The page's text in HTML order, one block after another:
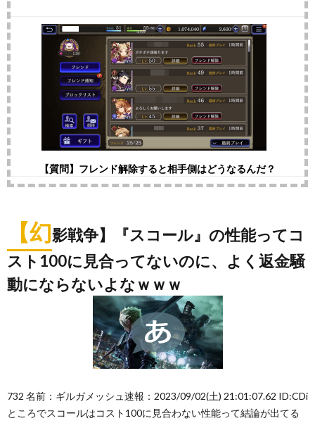
【質問】フレンド解除すると相手側はどうなるんだ？
【幻影戦争】『スコール』の性能ってコ
スト100に見合ってないのに、よく返金騒
動にならないよなｗｗｗ
732 名前：ギルガメッシュ速報：2023/09/02(土) 21:01:07.62 ID:CDi
ところでスコールはコスト100に見合わない性能って結論が出てる